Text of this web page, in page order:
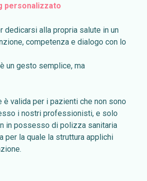
personalizzato
dedicarsi alla propria salute in un
competenza e dialogo con lo
un gesto semplice, ma
è valida per i pazienti che non sono
i nostri professionisti, e solo
in possesso di polizza sanitaria
per la quale la struttura applichi